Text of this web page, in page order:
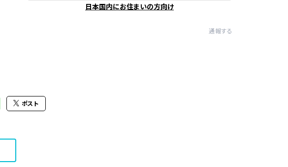
日本国内にお住まいの方向け
通報する
ポスト